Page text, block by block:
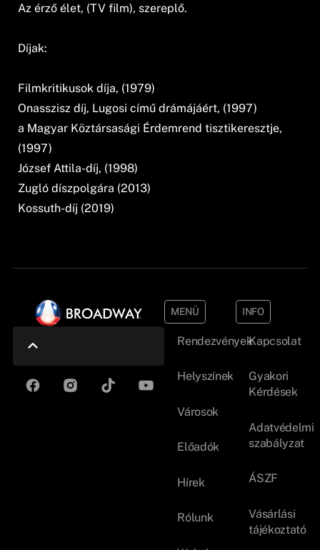
Az érző élet, (TV film), szereplő.
Díjak:
Filmkritikusok díja, (1979)
Onasszisz díj, Lugosi című drámájáért, (1997)
a Magyar Köztársasági Érdemrend tisztikeresztje,
(1997)
József Attila-díj, (1998)
Zugló díszpolgára (2013)
Kossuth-díj (2019)
MENÜ
Rendezvények
Helyszínek
Városok
Előadók
Hírek
Rólunk
INFO
Kapcsolat
Gyakori
Kérdések
Adatvédelmi
szabályzat
ÁSZF
Vásárlási
tájékoztató